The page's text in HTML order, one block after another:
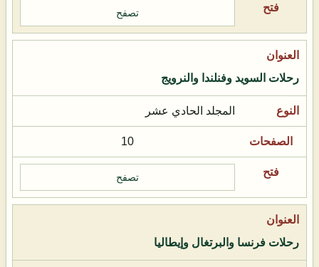
تصفح
رحلات السويد وفنلندا والنرويج
المجلد الحادي عشر
10
تصفح
رحلات فرنسا والبرتغال وإيطاليا